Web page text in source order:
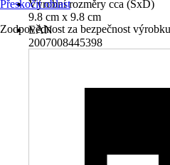
Výrobní rozměry cca (ŠxD)
9.8 cm x 9.8 cm
EAN
2007008445398
Přeskočit oblast
Zodpovědnost za bezpečnost